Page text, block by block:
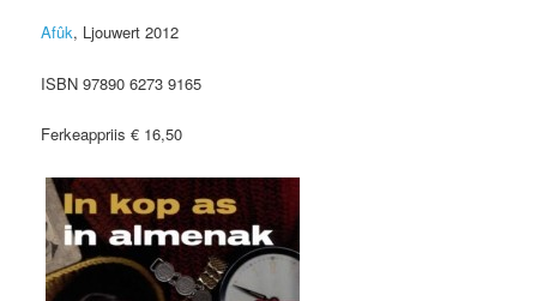
Afûk, Ljouwert 2012
ISBN 97890 6273 9165
Ferkeappriis € 16,50